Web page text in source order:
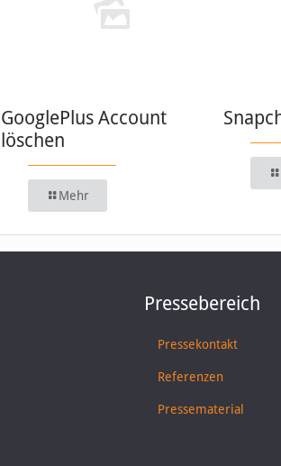
GooglePlus Account
löschen
Mehr
Pressebereich
Pressekontakt
Referenzen
Pressematerial